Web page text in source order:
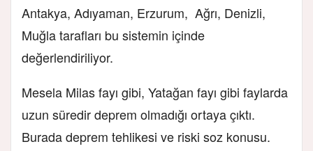
Antakya, Adıyaman, Erzurum, Ağrı, Denizli,
Muğla tarafları bu sistemin içinde
değerlendiriliyor.
Mesela Milas fayı gibi, Yatağan fayı gibi faylarda
uzun süredir deprem olmadığı ortaya çıktı.
Burada deprem tehlikesi ve riski soz konusu.